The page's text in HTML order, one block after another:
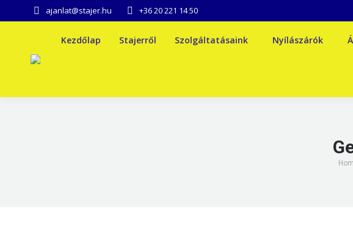
ajanlat@stajer.hu +36 20 221 14 50
Kezdőlap Stajerről Szolgáltatásaink Nyílászárók